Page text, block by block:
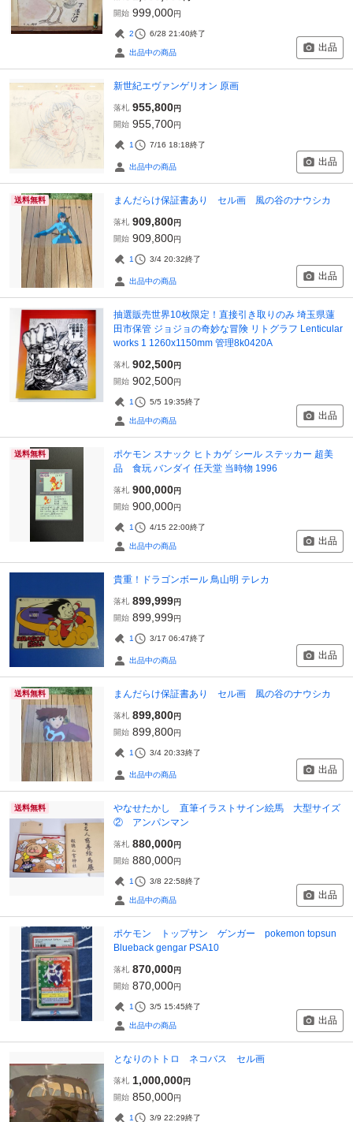
開始 999,000円
2 6/28 21:40終了
出品中の商品 出品
新世紀エヴァンゲリオン 原画
落札 955,800円
開始 955,700円
1 7/16 18:18終了
出品中の商品 出品
送料無料 まんだらけ保証書あり セル画 風の谷のナウシカ
落札 909,800円
開始 909,800円
1 3/4 20:32終了
出品中の商品 出品
抽選販売世界10枚限定！直接引き取りのみ 埼玉県蓮
田市保管 ジョジョの奇妙な冒険 リトグラフ Lenticular
works 1 1260x1150mm 管理8k0420A
落札 902,500円
開始 902,500円
1 5/5 19:35終了
出品中の商品 出品
送料無料
ポケモン スナック ヒトカゲ シール ステッカー 超美
品 食玩 バンダイ 任天堂 当時物 1996
落札 900,000円
開始 900,000円
1 4/15 22:00終了
出品中の商品 出品
貴重！ドラゴンボール 鳥山明 テレカ
落札 899,999円
開始 899,999円
1 3/17 06:47終了
出品中の商品 出品
送料無料 まんだらけ保証書あり セル画 風の谷のナウシカ
落札 899,800円
開始 899,800円
1 3/4 20:33終了
出品中の商品 出品
送料無料
やなせたかし 直筆イラストサイン絵馬 大型サイズ
② アンパンマン
落札 880,000円
開始 880,000円
1 3/8 22:58終了
出品中の商品 出品
ポケモン トップサン ゲンガー pokemon topsun
Blueback gengar PSA10
落札 870,000円
開始 870,000円
1 3/5 15:45終了
出品中の商品 出品
となりのトトロ ネコバス セル画
落札 1,000,000円
開始 850,000円
1 3/9 22:29終了